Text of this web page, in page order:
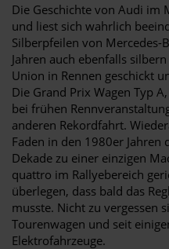
Die Geschichte von Audi im
und liest sich wahrlich
Silberpfeilen von
Jahren auch ebenfalls
Union in Rennen geschickt
Die Grand Prix Wagen Typ
bei frühen
anderen Rekordfahrt.
Faden in den 1980er
Dekade zu einer einzigen
quattro im Rallyebereich
überlegen, dass bald das
musste. Nicht zu vergessen
Tourenwagen und seit
Elektrofahrzeuge.